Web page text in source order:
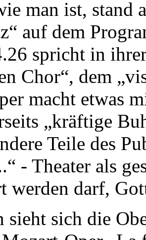
man ist, stand
auf dem
spricht in
Chor“, dem
macht etwas
„kräftige
Teile des
- Theater als
werden darf,
sieht sich die